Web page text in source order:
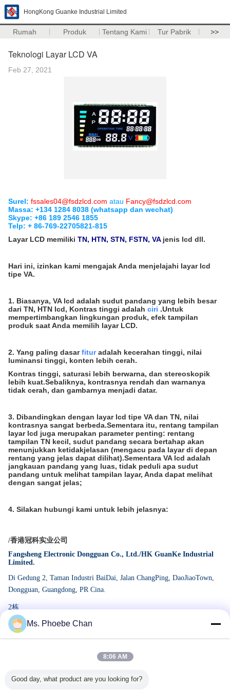
HongKong Guanke Industrial Limited
Rumah Produk Tentang Kami Tur Pabrik >>
Teknologi Layar LCD VA
Feb 27, 2021
Surel: fssales04@fsdzlcd.com atau Fancy@fsdzlcd.com
Massa: +134 1284 8038 (whatsapp dan wechat)
Skype: +86 189 2546 1855
Telp: + 86-769-22705821-815
Layar LCD memiliki TN, HTN, STN, FSTN, VAjenis lcd dll.
Hari ini, izinkan kami mengajak Anda menjelajahi layar lcd
tipe VA.
1. Biasanya, VA lcd adalah sudut pandang yang lebih besar
dari TN, HTN lcd, Kontras tinggi adalah ciri .Untuk
mempertimbangkan lingkungan produk, efek tampilan
produk saat Anda memilih layar LCD.
2. Yang paling dasarfituradalah kecerahan tinggi, nilai
luminansi tinggi, konten lebih cerah.
Kontras tinggi, saturasi lebih berwarna, dan stereoskopik
lebih kuat.Sebaliknya, kontrasnya rendah dan warnanya
tidak cerah, dan gambarnya menjadi datar.
3. Dibandingkan dengan layar lcd tipe VA dan TN, nilai
kontrasnya sangat berbeda.Sementara itu, rentang tampilan
layar lcd juga merupakan parameter penting: rentang
tampilan TN kecil, sudut pandang secara bertahap akan
menunjukkan ketidakjelasan (mengacu pada layar di depan
rentang yang jelas dapat dilihat).Sementara VA lcd adalah
jangkauan pandang yang luas, tidak peduli apa sudut
pandang untuk melihat tampilan layar, Anda dapat melihat
dengan sangat jelas;
4. Silakan hubungi kami untuk lebih jelasnya:
/香港冠科实业公司
Fangsheng Electronic Dongguan Co., Ltd./HK GuanKe Industrial
Limited.
Di Gedung 2, Taman Industri BaiDai, Jalan ChangPing, DaoJiaoTown,
Dongguan, Guangdong, PR Cina.
2栋
Recommended Products
Ms. Phoebe Chan
8:06 AM
Good day, what product are you looking for?